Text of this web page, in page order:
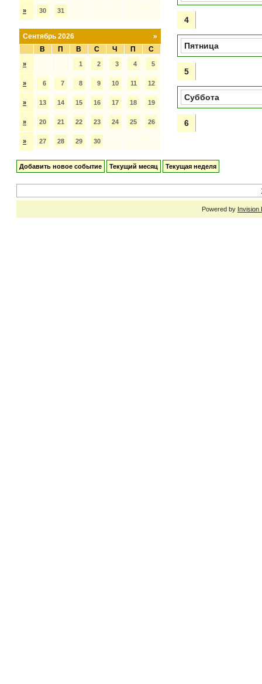
» 30 31
»
Сентябрь 2026
В
П В С Ч П С
» 1 2 3 4 5
» 6 7 8 9 10 11 12
» 13 14 15 16 17 18 19
» 20 21 22 23 24 25 26
» 27 28 29 30
4
Пятница
5
Суббота
6
Добавить новое событие Текущий месяц Текущая неделя
Powered by Invision